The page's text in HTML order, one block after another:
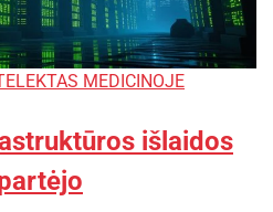
MEDICINOJE
išlaidos